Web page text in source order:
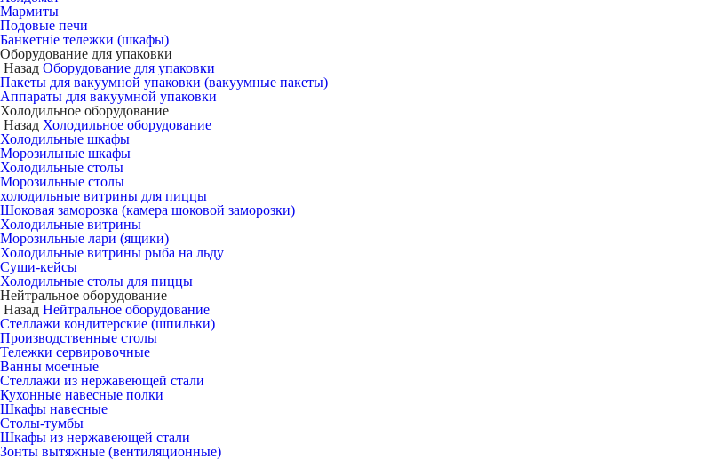
Мармиты
Подовые печи
Банкетніе тележки (шкафы)
Оборудование для упаковки
Назад Оборудование для упаковки
Пакеты для вакуумной упаковки (вакуумные пакеты)
Аппараты для вакуумной упаковки
Холодильное оборудование
Назад Холодильное оборудование
Холодильные шкафы
Морозильные шкафы
Холодильные столы
Морозильные столы
холодильные витрины для пиццы
Шоковая заморозка (камера шоковой заморозки)
Холодильные витрины
Морозильные лари (ящики)
Холодильные витрины рыба на льду
Суши-кейсы
Холодильные столы для пиццы
Нейтральное оборудование
Назад Нейтральное оборудование
Стеллажи кондитерские (шпильки)
Производственные столы
Тележки сервировочные
Ванны моечные
Стеллажи из нержавеющей стали
Кухонные навесные полки
Шкафы навесные
Столы-тумбы
Шкафы из нержавеющей стали
Зонты вытяжные (вентиляционные)